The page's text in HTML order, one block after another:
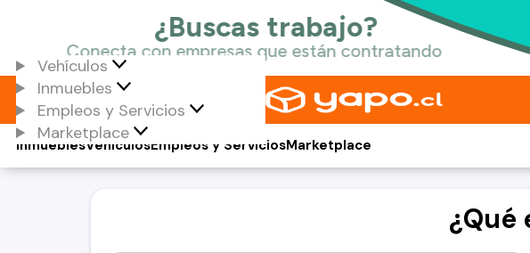
Vehículos
Inmuebles
Empleos y Servicios
Marketplace
Vehículos
Inmuebles Empleos y ServiciosMarketplace
¿Qué